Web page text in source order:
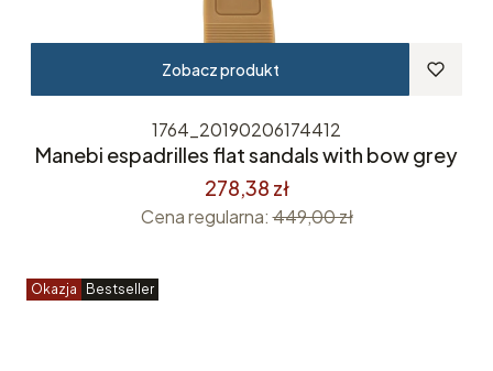
Zobacz produkt
1764_20190206174412
Manebi espadrilles flat sandals with bow grey
278,38 zł
Cena regularna: 449,00 zł
Okazja Bestseller